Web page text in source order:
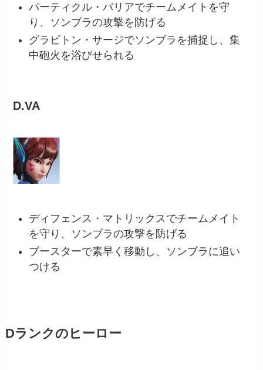
パーティクル・バリアでチームメイトを守
り、ソンブラの攻撃を防げる
グラビトン・サージでソンブラを捕捉し、集
中砲火を浴びせられる
D.VA
ディフェンス・マトリックスでチームメイト
を守り、ソンブラの攻撃を防げる
ブースターで素早く移動し、ソンブラに追い
つける
Dランクのヒーロー